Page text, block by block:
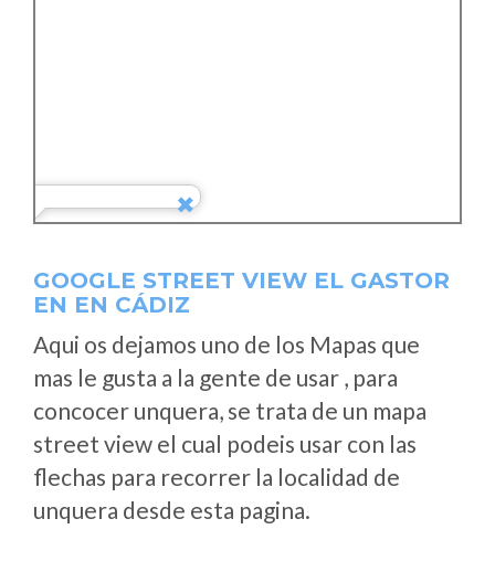
GOOGLE STREET VIEW EL GASTOR
EN EN CÁDIZ
Aqui os dejamos uno de los Mapas que
mas le gusta a la gente de usar , para
concocer unquera, se trata de un mapa
street view el cual podeis usar con las
flechas para recorrer la localidad de
unquera desde esta pagina.